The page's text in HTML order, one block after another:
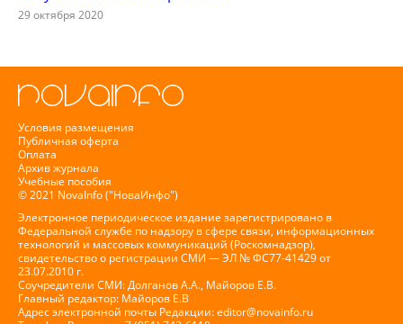
29 октября 2020
Условия размещения
Публичная оферта
Оплата
Архив журнала
Учебные пособия
© 2021 NovaInfo ("НоваИнфо")
Электронное периодическое издание зарегистрировано в
Федеральной службе по надзору в сфере связи, информационных
технологий и массовых коммуникаций (Роскомнадзор),
свидетельство о регистрации СМИ — ЭЛ № ФС77-41429 от
23.07.2010 г.
Соучредители СМИ: Долганов А.А., Майоров Е.В.
Главный редактор: Майоров Е.В
Адрес электронной почты Редакции:editor@novainfo.ru